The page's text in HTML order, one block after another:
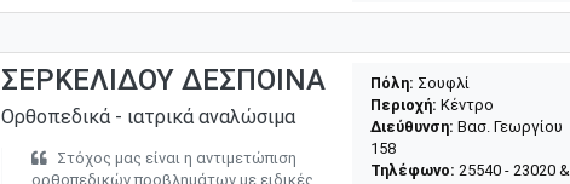
ΣΕΡΚΕΛΙΔΟΥ ΔΕΣΠΟΙΝΑ
Ορθοπεδικά - ιατρικά αναλώσιμα
Στόχος μας είναι η αντιμετώπιση
ορθοπεδικών προβλημάτων με ειδικές
Πόλη: Σουφλί
Περιοχή: Κέντρο
Διεύθυνση: Βασ. Γεωργίου
158
Τηλέφωνο: 25540 - 23020 &